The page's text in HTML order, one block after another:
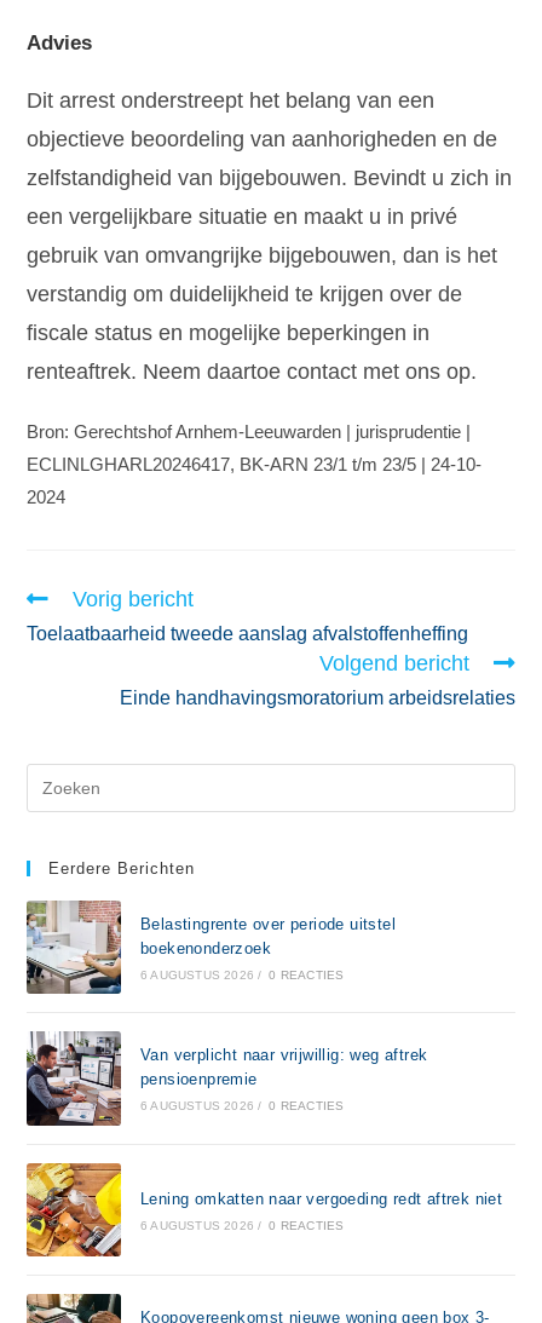
Advies
Dit arrest onderstreept het belang van een
objectieve beoordeling van aanhorigheden en de
zelfstandigheid van bijgebouwen. Bevindt u zich in
een vergelijkbare situatie en maakt u in privé
gebruik van omvangrijke bijgebouwen, dan is het
verstandig om duidelijkheid te krijgen over de
fiscale status en mogelijke beperkingen in
renteaftrek. Neem daartoe contact met ons op.
Bron: Gerechtshof Arnhem-Leeuwarden | jurisprudentie |
ECLINLGHARL20246417, BK-ARN 23/1 t/m 23/5 | 24-10-
2024
Vorig bericht
Toelaatbaarheid tweede aanslag afvalstoffenheffing
Volgend bericht
Einde handhavingsmoratorium arbeidsrelaties
Eerdere Berichten
Belastingrente over periode uitstel
boekenonderzoek
6 AUGUSTUS 2026 / 0 REACTIES
Van verplicht naar vrijwillig: weg aftrek
pensioenpremie
6 AUGUSTUS 2026 / 0 REACTIES
Lening omkatten naar vergoeding redt aftrek niet
6 AUGUSTUS 2026 / 0 REACTIES
Koopovereenkomst nieuwe woning geen box 3-